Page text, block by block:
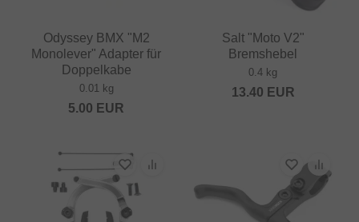
Odyssey BMX "M2
Monolever" Adapter für
Doppelkabe
0.01 kg
5.00 EUR
Salt "Moto V2"
Bremshebel
0.4 kg
13.40 EUR